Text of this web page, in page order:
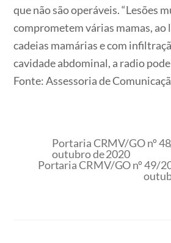
que não são operáveis. “Lesões
comprometem várias mamas, ao
cadeias mamárias e com
cavidade abdominal, a radio pode
Fonte: Assessoria de
Portaria CRMV/GO nº
outubro de 2020
Portaria CRMV/GO nº 49/